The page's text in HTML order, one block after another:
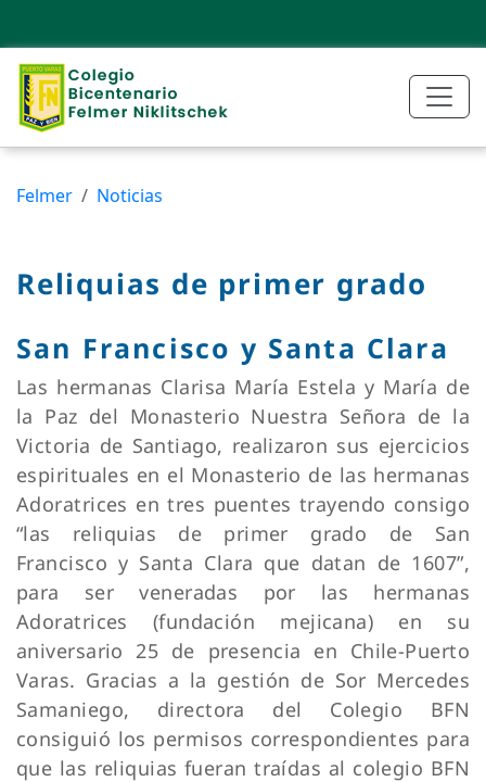
Felmer Noticias
Reliquias de primer grado
San Francisco y Santa Clara
Las hermanas Clarisa María Estela y María de
la Paz del Monasterio Nuestra Señora de la
Victoria de Santiago, realizaron sus ejercicios
espirituales en el Monasterio de las hermanas
Adoratrices en tres puentes trayendo consigo
“las reliquias de primer grado de San
Francisco y Santa Clara que datan de 1607”,
para ser veneradas por las hermanas
Adoratrices (fundación mejicana) en su
aniversario 25 de presencia en Chile-Puerto
Varas. Gracias a la gestión de Sor Mercedes
Samaniego, directora del Colegio BFN
consiguió los permisos correspondientes para
que las reliquias fueran traídas al colegio BFN